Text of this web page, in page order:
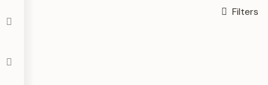
Filters